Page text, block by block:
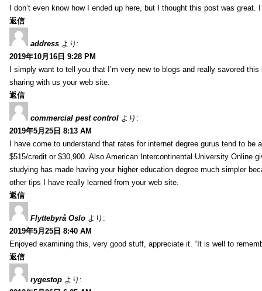
I don’t even know how I ended up here, but I thought this post was
返信
address より:
2019年10月16日 9:28 PM
I simply want to tell you that I’m very new to blogs and really savored
sharing with us your web site.
返信
commercial pest control より:
2019年5月25日 8:13 AM
I have come to understand that rates for internet degree gurus tend to
$515/credit or $30,900. Also American Intercontinental University Online
studying has made having your higher education degree much simpler
other tips I have really learned from your web site.
返信
Flyttebyrå Oslo より:
2019年5月25日 8:40 AM
Enjoyed examining this, very good stuff, appreciate it. “It is well to
返信
rygestop より: